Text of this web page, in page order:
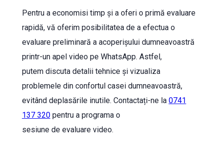
Pentru a economisi timp și a oferi o primă evaluare
rapidă, vă oferim posibilitatea de a efectua o
evaluare preliminară a acoperișului dumneavoastră
printr-un apel video pe WhatsApp. Astfel,
putem discuta detalii tehnice și vizualiza
problemele din confortul casei dumneavoastră,
evitând deplasările inutile. Contactați-ne la 0741
137 320pentru a programa o
sesiune de evaluare video.